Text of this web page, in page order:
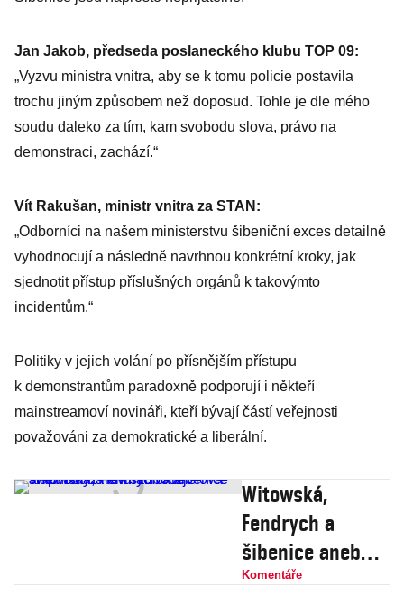
Jan Jakob, předseda poslaneckého klubu TOP 09:
„Vyzvu ministra vnitra, aby se k tomu policie postavila
trochu jiným způsobem než doposud. Tohle je dle mého
soudu daleko za tím, kam svobodu slova, právo na
demonstraci, zachází.“
Vít Rakušan, ministr vnitra za STAN:
„Odborníci na našem ministerstvu šibeniční exces detailně
vyhodnocují a následně navrhnou konkrétní kroky, jak
sjednotit přístup příslušných orgánů k takovýmto
incidentům.“
Politiky v jejich volání po přísnějším přístupu
k demonstrantům paradoxně podporují i někteří
mainstreamoví novináři, kteří bývají částí veřejnosti
považováni za demokratické a liberální.
Witowská,
Fendrych a
šibenice aneb
Když novináři
Komentáře